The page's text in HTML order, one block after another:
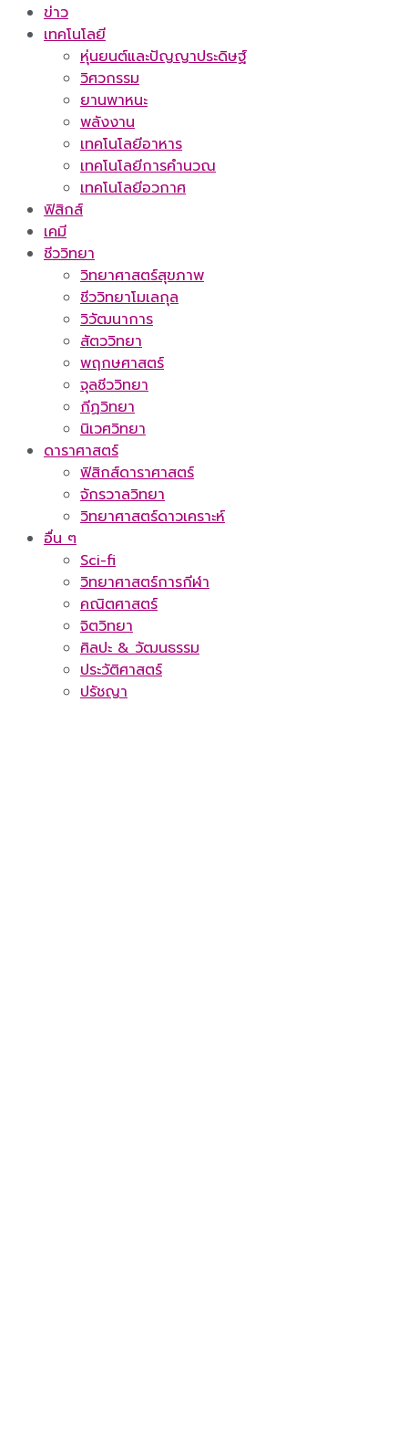
ข่าว
เทคโนโลยี
หุ่นยนต์และปัญญาประดิษฐ์
วิศวกรรม
ยานพาหนะ
พลังงาน
เทคโนโลยีอาหาร
เทคโนโลยีการคำนวณ
เทคโนโลยีอวกาศ
ฟิสิกส์
เคมี
ชีววิทยา
วิทยาศาสตร์สุขภาพ
ชีววิทยาโมเลกุล
วิวัฒนาการ
สัตววิทยา
พฤกษศาสตร์
จุลชีววิทยา
กีฏวิทยา
นิเวศวิทยา
ดาราศาสตร์
ฟิสิกส์ดาราศาสตร์
จักรวาลวิทยา
วิทยาศาสตร์ดาวเคราะห์
อื่น ๆ
Sci-fi
วิทยาศาสตร์การกีฬา
คณิตศาสตร์
จิตวิทยา
ศิลปะ & วัฒนธรรม
ประวัติศาสตร์
ปรัชญา